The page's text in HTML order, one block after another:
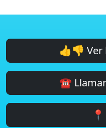
👍👎 Ver
☎️